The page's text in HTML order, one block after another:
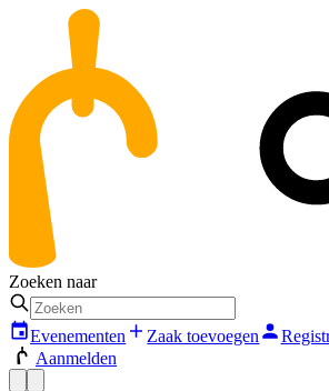
Zoeken naar
Evenementen Zaak toevoegen
Aanmelden